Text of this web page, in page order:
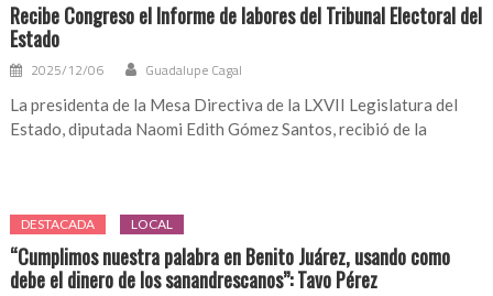
Recibe Congreso el Informe de labores del Tribunal Electoral del
Estado
2025/12/06 Guadalupe Cagal
La presidenta de la Mesa Directiva de la LXVII Legislatura del
Estado, diputada Naomi Edith Gómez Santos, recibió de la
DESTACADA LOCAL
“Cumplimos nuestra palabra en Benito Juárez, usando como
debe el dinero de los sanandrescanos”: Tavo Pérez